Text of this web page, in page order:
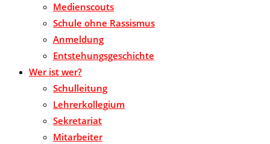
Medienscouts
Schule ohne Rassismus
Anmeldung
Entstehungsgeschichte
Wer ist wer?
Schulleitung
Lehrerkollegium
Sekretariat
Mitarbeiter